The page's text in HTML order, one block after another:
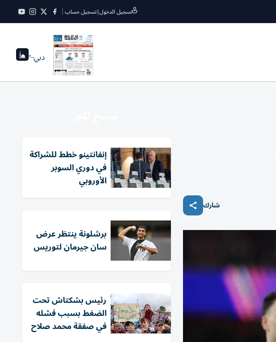
تسجيل الدخول|تسجيل حساب
دبي--°
شارك
إنفانتينو خطط للشراكة
في دوري السوبر
الأوروبي
برشلونة ينتظر عرض
سان جيرمان لتوريس
رئيس بشكتاش تحت
الضغط بسبب فشله
في صفقة محمد صلاح